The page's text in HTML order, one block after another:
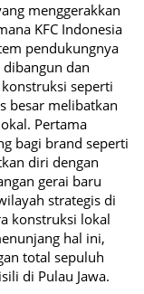
menggerakkan
KFC Indonesia
pendukungnya
dan
seperti
besar melibatkan
Pertama
bagi brand seperti
diri dengan
gerai baru
strategis di
konstruksi lokal
hal ini,
total sepuluh
di Pulau Jawa.